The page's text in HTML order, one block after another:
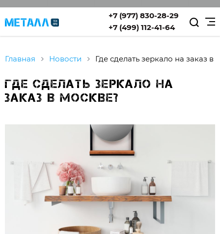
+7 (977) 830-28-29
+7 (499) 112-41-64
Главная Новости Где сделать зеркало на заказ в
Где сделать зеркало на
заказ в Москве?